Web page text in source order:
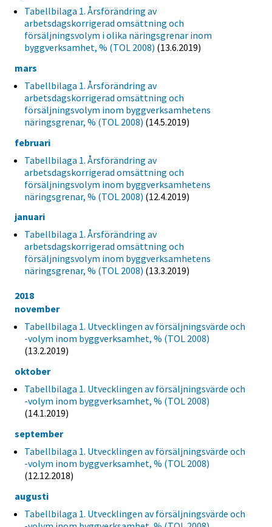
Tabellbilaga 1. Årsförändring av
arbetsdagskorrigerad omsättning och
försäljningsvolym i olika näringsgrenar inom
byggverksamhet, % (TOL 2008) (13.6.2019)
mars
Tabellbilaga 1. Årsförändring av
arbetsdagskorrigerad omsättning och
försäljningsvolym inom byggverksamhetens
näringsgrenar, % (TOL 2008) (14.5.2019)
februari
Tabellbilaga 1. Årsförändring av
arbetsdagskorrigerad omsättning och
försäljningsvolym inom byggverksamhetens
näringsgrenar, % (TOL 2008) (12.4.2019)
januari
Tabellbilaga 1. Årsförändring av
arbetsdagskorrigerad omsättning och
försäljningsvolym inom byggverksamhetens
näringsgrenar, % (TOL 2008) (13.3.2019)
2018
november
Tabellbilaga 1. Utvecklingen av försäljningsvärde och
-volym inom byggverksamhet, % (TOL 2008)
(13.2.2019)
oktober
Tabellbilaga 1. Utvecklingen av försäljningsvärde och
-volym inom byggverksamhet, % (TOL 2008)
(14.1.2019)
september
Tabellbilaga 1. Utvecklingen av försäljningsvärde och
-volym inom byggverksamhet, % (TOL 2008)
(12.12.2018)
augusti
Tabellbilaga 1. Utvecklingen av försäljningsvärde och